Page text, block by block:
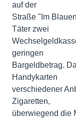
auf der
Straße "Im
Täter zwei
geringen
Bargeldbetrag.
Handykarten
verschiedener
Zigaretten,
überwiegend die